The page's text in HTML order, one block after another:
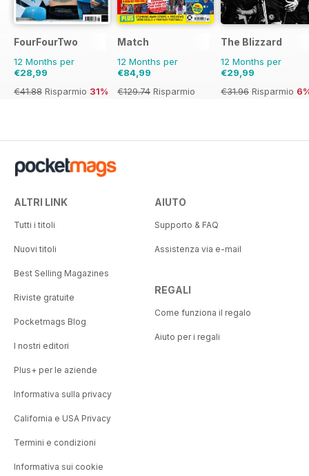
FourFourTwo
12 Months per
€28,99
€41.88 Risparmio 31%
Match
12 Months per
€84,99
€129.74 Risparmio
The Blizzard
12 Months per
€29,99
€31.96 Risparmio
ALTRI LINK
Tutti i titoli
Nuovi titoli
Best Selling Magazines
Riviste gratuite
Pocketmags Blog
I nostri editori
Plus+ per le aziende
Informativa sulla privacy
California e USA Privacy
Termini e condizioni
Informativa sui cookie
AIUTO
Supporto & FAQ
Assistenza via e-mail
REGALI
Come funziona il regalo
Aiuto per i regali